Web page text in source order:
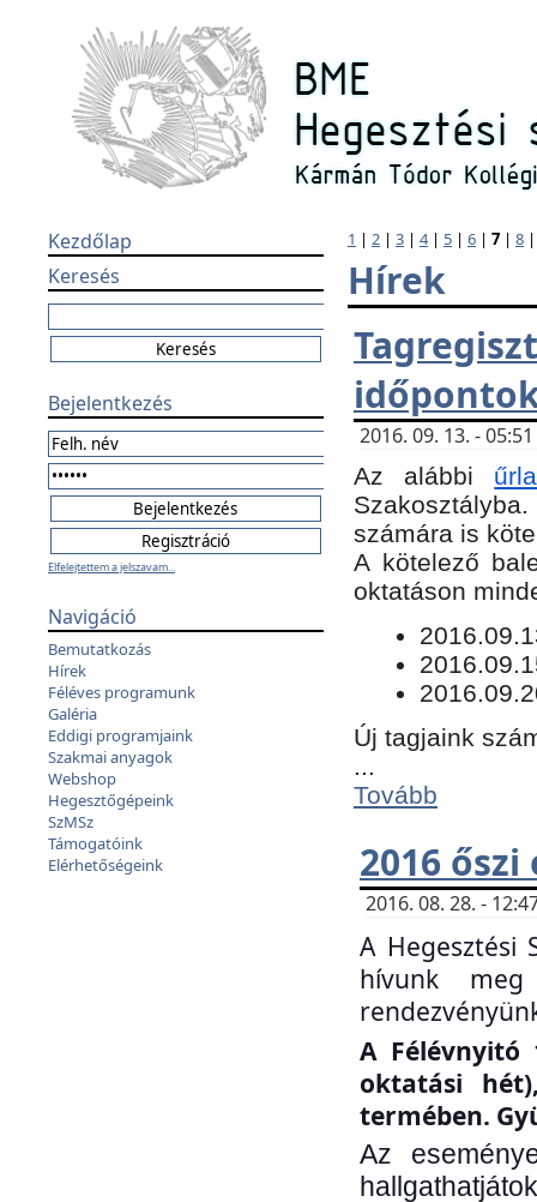
Kezdőlap
Keresés
Bejelentkezés
Elfelejtettem a jelszavam...
Navigáció
Bemutatkozás
Hírek
Féléves programunk
Galéria
Eddigi programjaink
Szakmai anyagok
Webshop
Hegesztőgépeink
SzMSz
Támogatóink
Elérhetőségeink
1 | 2 | 3 | 4| 5 | 6 | 7 | 8
Hírek
2016. 09. 13. -
Az alábbi
számára is
​A kötelező
oktatáson
Új tagjaink
...
Tovább
2016
2016. 08. 28. -
A Hegesztési
hívunk
A Félévnyitó
oktatási
termében.
Az